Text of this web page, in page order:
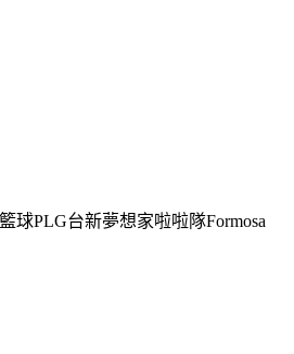
PLG台新夢想家啦啦隊Formosa